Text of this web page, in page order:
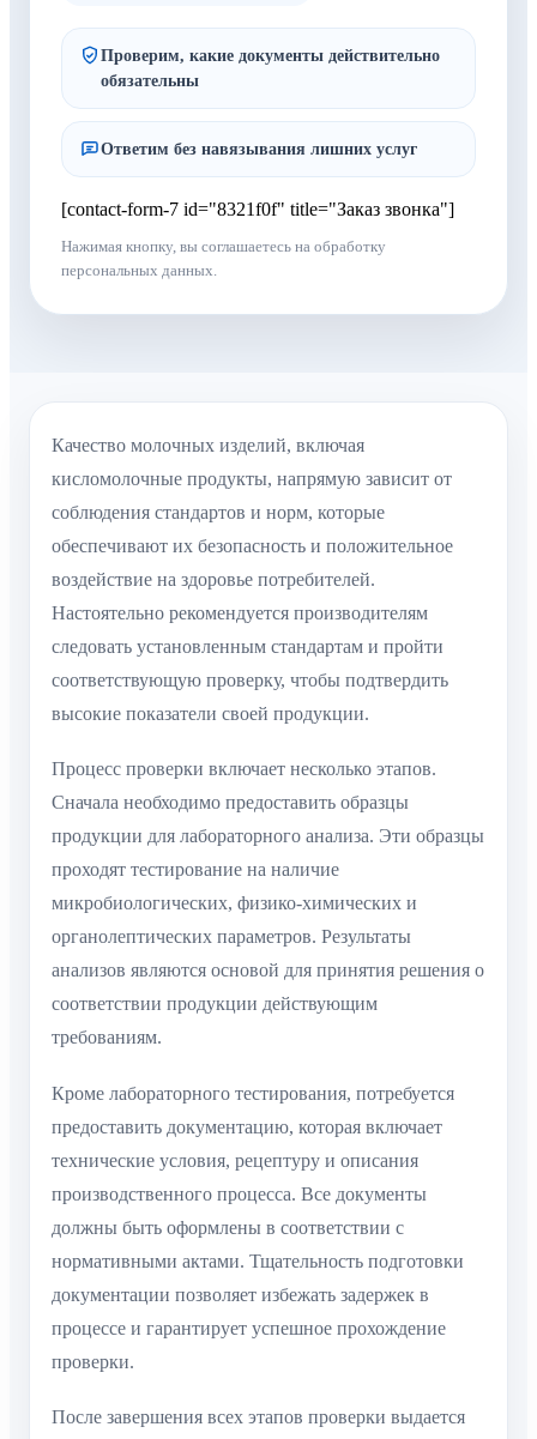
Проверим, какие документы действительно
обязательны
Ответим без навязывания лишних услуг
[contact-form-7 id="8321f0f" title="Заказ звонка"]
Нажимая кнопку, вы соглашаетесь на обработку
персональных данных.
Качество молочных изделий, включая
кисломолочные продукты, напрямую зависит от
соблюдения стандартов и норм, которые
обеспечивают их безопасность и положительное
воздействие на здоровье потребителей.
Настоятельно рекомендуется производителям
следовать установленным стандартам и пройти
соответствующую проверку, чтобы подтвердить
высокие показатели своей продукции.
Процесс проверки включает несколько этапов.
Сначала необходимо предоставить образцы
продукции для лабораторного анализа. Эти образцы
проходят тестирование на наличие
микробиологических, физико-химических и
органолептических параметров. Результаты
анализов являются основой для принятия решения о
соответствии продукции действующим
требованиям.
Кроме лабораторного тестирования, потребуется
предоставить документацию, которая включает
технические условия, рецептуру и описания
производственного процесса. Все документы
должны быть оформлены в соответствии с
нормативными актами. Тщательность подготовки
документации позволяет избежать задержек в
процессе и гарантирует успешное прохождение
проверки.
После завершения всех этапов проверки выдается